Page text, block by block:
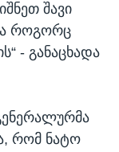
შავი
როგორც
- განაცხადა
რომ ნატო